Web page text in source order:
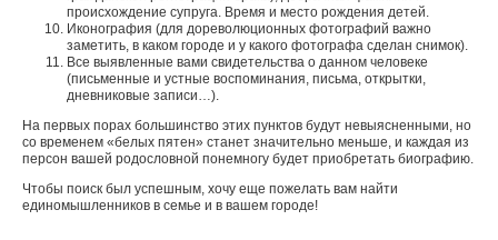
происхождение супруга. Время и место рождения детей.
Иконография (для дореволюционных фотографий важно
заметить, в каком городе и у какого фотографа сделан снимок).
Все выявленные вами свидетельства о данном человеке
(письменные и устные воспоминания, письма, открытки,
дневниковые записи…).
На первых порах большинство этих пунктов будут невыясненными, но
со временем «белых пятен» станет значительно меньше, и каждая из
персон вашей родословной понемногу будет приобретать биографию.
Чтобы поиск был успешным, хочу еще пожелать вам найти
единомышленников в семье и в вашем городе!